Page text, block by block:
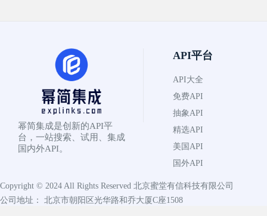
幂简集成是创新的API平
台，一站搜索、试用、集成
国内外API。
API平台
API大全
免费API
抽象API
精选API
美国API
国外API
Copyright © 2024 All Rights Reserved 北京蜜堂有信科技有限公司
公司地址： 北京市朝阳区光华路和乔大厦C座1508